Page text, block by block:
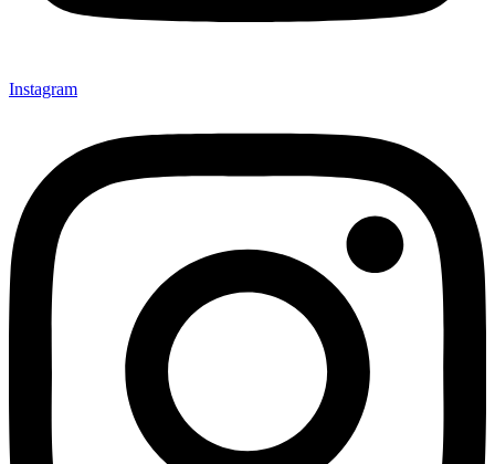
Instagram